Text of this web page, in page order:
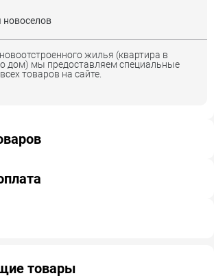
новоселов
жилья (квартира в
дом) мы предоставляем специальные
товаров на сайте.
товары